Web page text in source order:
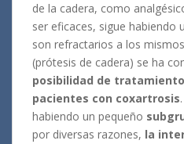
de la cadera, como
ser eficaces, sigue habiendo
son refractarios a los
(prótesis de cadera) se ha
posibilidad de
pacientes con coxartrosis
habiendo un pequeño
por diversas razones, la